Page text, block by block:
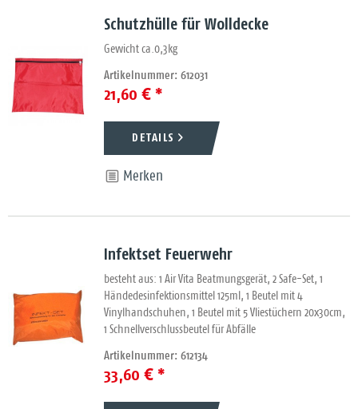
Schutzhülle für Wolldecke
Gewicht ca.0,3kg
Artikelnummer: 612031
21,60 € *
DETAILS
Merken
Infektset Feuerwehr
besteht aus: 1 Air Vita Beatmungsgerät, 2 Safe-Set, 1
Händedesinfektionsmittel 125ml, 1 Beutel mit 4
Vinylhandschuhen, 1 Beutel mit 5 Vliestüchern 20x30cm,
1 Schnellverschlussbeutel für Abfälle
Artikelnummer: 612134
33,60 € *